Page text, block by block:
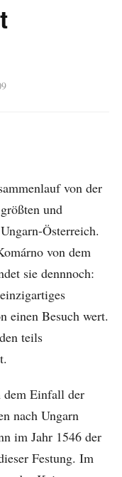
von der
und
Österreich.
von dem
sie dennnoch:
einen Besuch wert.
teils
dem Einfall der
nach Ungarn
im Jahr 1546 der
Festung. Im